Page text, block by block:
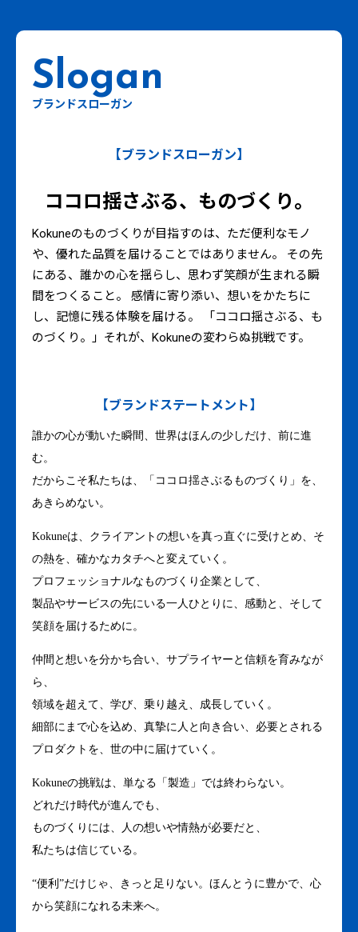
ブランドスローガン
【ブランドスローガン】
ココロ揺さぶる、ものづくり。
Kokuneのものづくりが目指すのは、ただ便利なモノ
や、優れた品質を届けることではありません。 その先
にある、誰かの心を揺らし、思わず笑顔が生まれる瞬
間をつくること。 感情に寄り添い、想いをかたちに
し、記憶に残る体験を届ける。 「ココロ揺さぶる、も
のづくり。」それが、Kokuneの変わらぬ挑戦です。
【ブランドステートメント】
誰かの心が動いた瞬間、世界はほんの少しだけ、前に進
む。
だからこそ私たちは、「ココロ揺さぶるものづくり」を、
あきらめない。
Kokuneは、クライアントの想いを真っ直ぐに受けとめ、そ
の熱を、確かなカタチへと変えていく。
プロフェッショナルなものづくり企業として、
製品やサービスの先にいる一人ひとりに、感動と、そして
笑顔を届けるために。
仲間と想いを分かち合い、サプライヤーと信頼を育みなが
ら、
領域を超えて、学び、乗り越え、成長していく。
細部にまで心を込め、真摯に人と向き合い、必要とされる
プロダクトを、世の中に届けていく。
Kokuneの挑戦は、単なる「製造」では終わらない。
どれだけ時代が進んでも、
ものづくりには、人の想いや情熱が必要だと、
私たちは信じている。
“便利”だけじゃ、きっと足りない。ほんとうに豊かで、心
から笑顔になれる未来へ。